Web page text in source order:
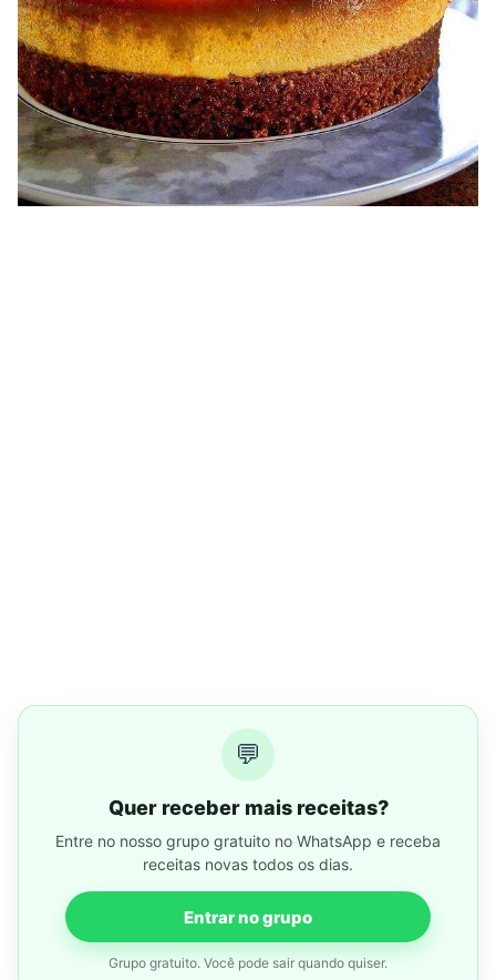
💬
Quer receber mais receitas?
Entre no nosso grupo gratuito no WhatsApp e receba
receitas novas todos os dias.
Entrar no grupo
Grupo gratuito. Você pode sair quando quiser.